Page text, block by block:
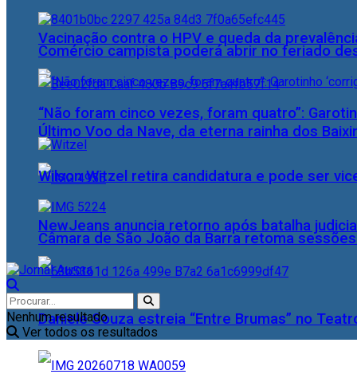
Vacinação contra o HPV e queda da
Último Voo da Nave, da eterna rainha dos
NewJeans anuncia retorno após batalha
Daniele Souza estreia “Entre Brumas” no
Comércio campista poderá abrir no feriado
“Não foram cinco vezes, foram quatro”:
Wilson Witzel retira candidatura e pode ser
Câmara de São João da Barra retoma
Nenhum resultado
Ver todos os resultados